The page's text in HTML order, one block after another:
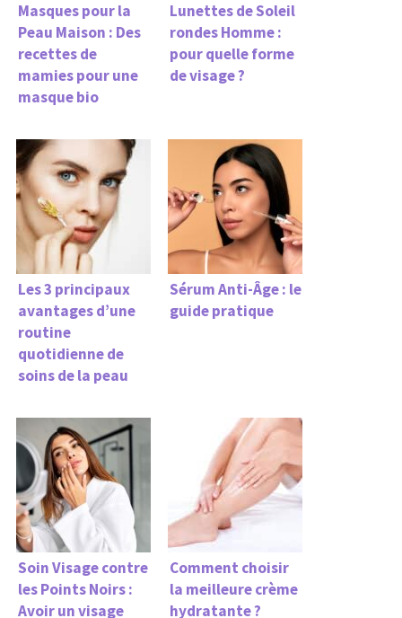
Masques pour la
Peau Maison : Des
recettes de
mamies pour une
masque bio
Lunettes de Soleil
rondes Homme :
pour quelle forme
de visage ?
Les 3 principaux
avantages d’une
routine
quotidienne de
soins de la peau
Sérum Anti-Âge : le
guide pratique
Soin Visage contre
les Points Noirs :
Avoir un visage
Comment choisir
la meilleure crème
hydratante ?